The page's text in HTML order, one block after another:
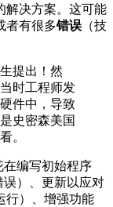
解决方案。这可能
者有很多错误 （技
提出！然
时工程师发
件中，导致
史密森美国
。
在编写初始程序
误）、更新以应对
行）、增强功能